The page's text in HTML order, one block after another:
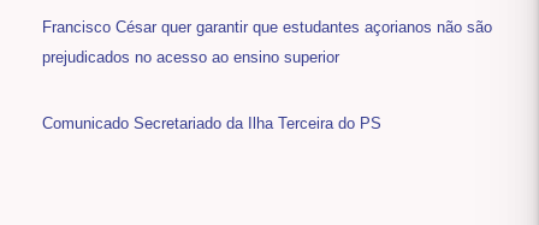
Francisco César quer garantir que estudantes açorianos não são
prejudicados no acesso ao ensino superior
Comunicado Secretariado da Ilha Terceira do PS